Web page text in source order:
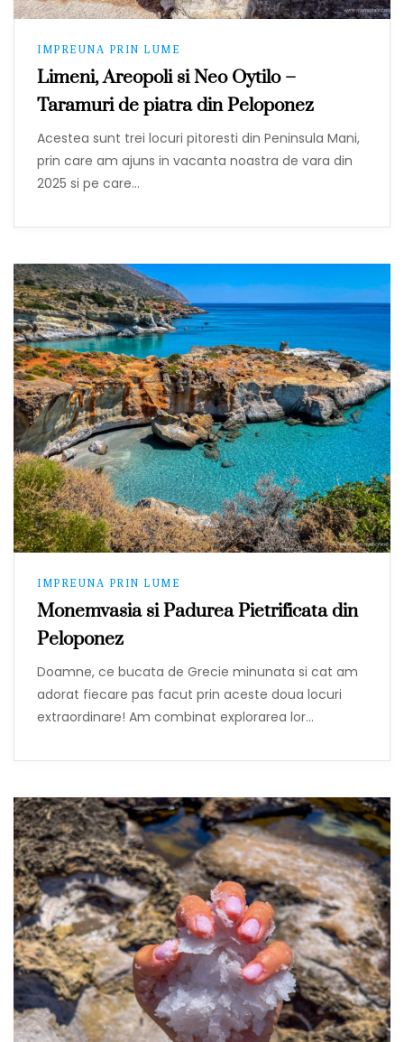
IMPREUNA PRIN LUME
Limeni, Areopoli si Neo Oytilo –
Taramuri de piatra din Peloponez
Acestea sunt trei locuri pitoresti din Peninsula Mani,
prin care am ajuns in vacanta noastra de vara din
2025 si pe care…
IMPREUNA PRIN LUME
Monemvasia si Padurea Pietrificata din
Peloponez
Doamne, ce bucata de Grecie minunata si cat am
adorat fiecare pas facut prin aceste doua locuri
extraordinare! Am combinat explorarea lor…